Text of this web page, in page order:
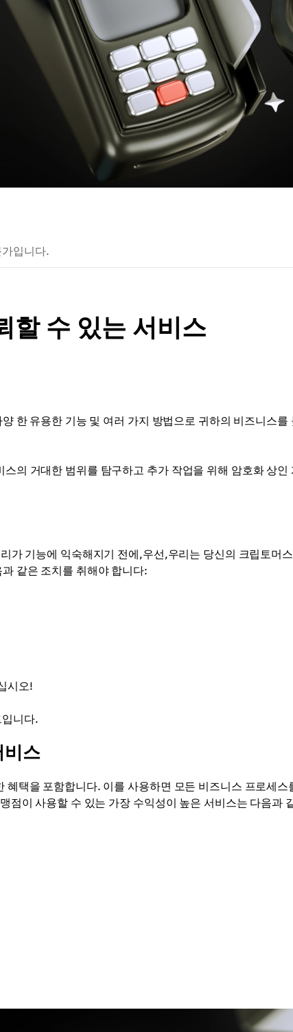
입니다.
할 수 있는 서비스
한 유용한 기능 및 여러 가지 방법으로 귀하의 비즈니스를
의 거대한 범위를 탐구하고 추가 작업을 위해 암호화 상인
가 기능에 익숙해지기 전에,우선,우리는 당신의 크립토머
같은 조치를 취해야 합니다:
시오!
니다.
비스
택을 포함합니다. 이를 사용하면 모든 비즈니스 프로세스
점이 사용할 수 있는 가장 수익성이 높은 서비스는 다음과